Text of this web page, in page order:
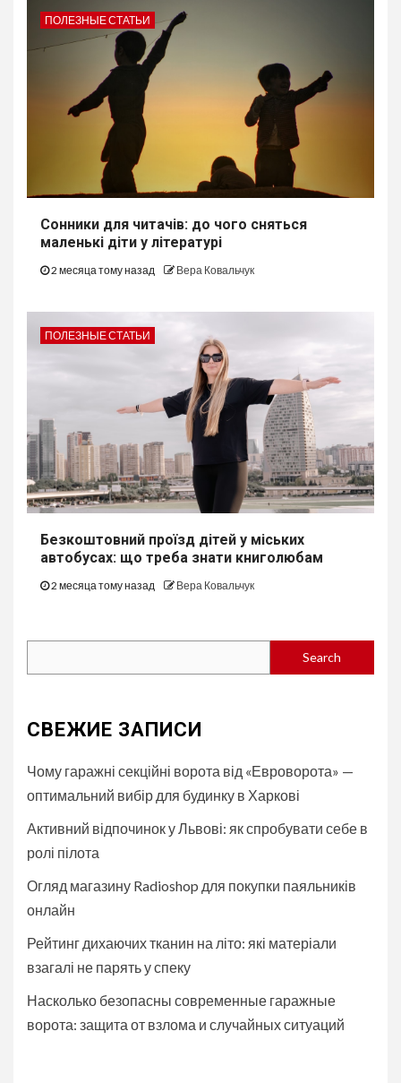
ПОЛЕЗНЫЕ СТАТЬИ
Сонники для читачів: до чого сняться
маленькі діти у літературі
2 месяца тому назад Вера Ковальчук
ПОЛЕЗНЫЕ СТАТЬИ
Безкоштовний проїзд дітей у міських
автобуcах: що треба знати книголюбам
2 месяца тому назад Вера Ковальчук
Search
СВЕЖИЕ ЗАПИСИ
Чому гаражні секційні ворота від «Евроворота» —
оптимальний вибір для будинку в Харкові
Активний відпочинок у Львові: як спробувати себе в
ролі пілота
Огляд магазину Radioshop для покупки паяльників
онлайн
Рейтинг дихаючих тканин на літо: які матеріали
взагалі не парять у спеку
Насколько безопасны современные гаражные
ворота: защита от взлома и случайных ситуаций